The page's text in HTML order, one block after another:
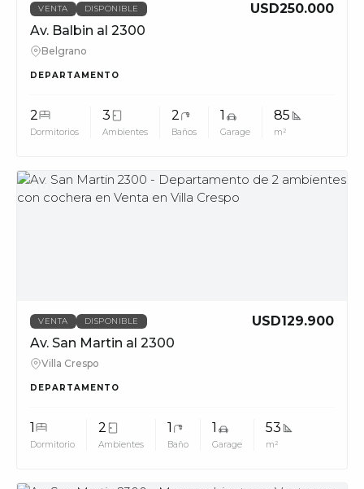
VENTA DISPONIBLE
USD250.000
Av. Balbin al 2300
Belgrano
DEPARTAMENTO
2
Dormitorios
3
Ambientes
2
Baños
1
Garage
85
m²
MUV
VENTA DISPONIBLE
USD129.900
Av. San Martin al 2300
Villa Crespo
DEPARTAMENTO
1
Dormitorio
2
Ambientes
1
Baño
1
Garage
53
m²